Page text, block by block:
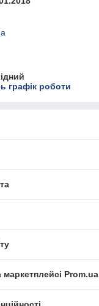
графік роботи
Prom.ua